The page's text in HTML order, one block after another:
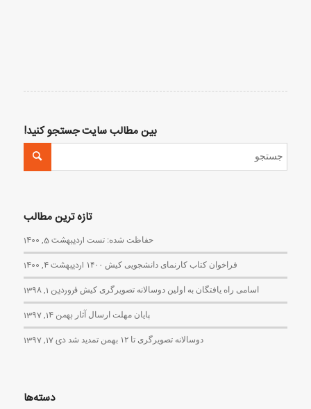
بین مطالب سایت جستجو کنید!
تازه ترین مطالب
حفاظت شده: تست اردیبهشت 5, 1400
فراخوان کتاب کارنمای دانشجویی کیش ۱۴۰۰ اردیبهشت 4, 1400
اسامی راه یافتگان به اولین دوسالانه تصویرگری کیش فروردین 1, 1398
پایان مهلت ارسال آثار بهمن 14, 1397
دوسالانه تصویرگری تا ۱۲ بهمن تمدید شد دی 17, 1397
دسته‌ها